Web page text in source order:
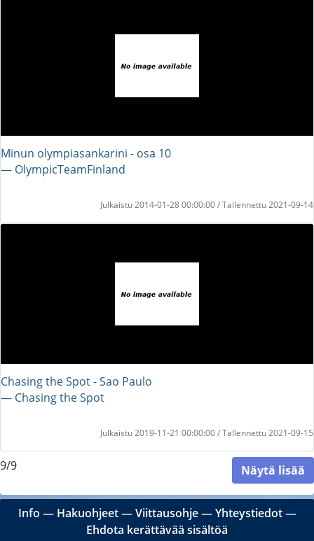
Minun olympiasankarini - osa 10
― OlympicTeamFinland
Julkaistu 2014-01-28 00:00:00 / Tallennettu 2021-09-14
Chasing the Spot - Sao Paulo
― Chasing the Spot
Julkaistu 2019-11-21 00:00:00 / Tallennettu 2021-09-15
9/9 Näytä lisää
Info ― Hakuohjeet―Viittausohje―Yhteystiedot―
Ehdota kerättävää sisältöä